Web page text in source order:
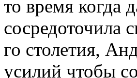
то время когда
сосредоточила
го столетия,
усилий чтобы